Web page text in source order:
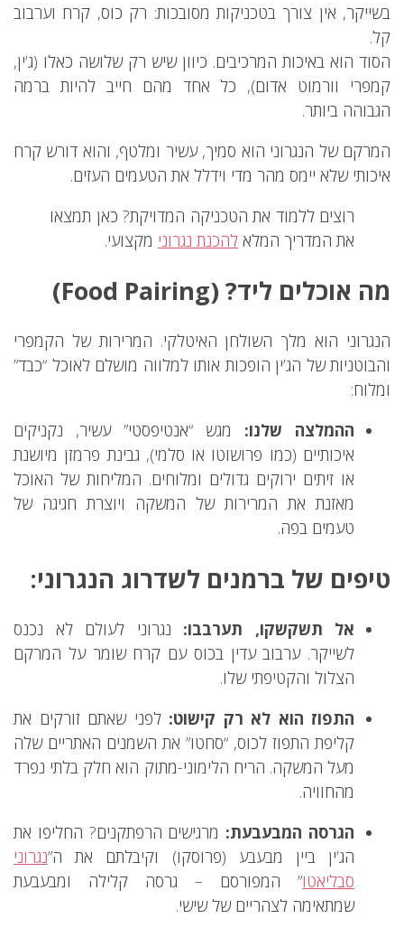
בשייקר, אין צורך בטכניקות מסובכות: רק כוס, קרח וערבוב
קל.
הסוד הוא באיכות המרכיבים. כיוון שיש רק שלושה כאלו (ג’ין,
קמפרי וורמוט אדום), כל אחד מהם חייב להיות ברמה
הגבוהה ביותר.
המרקם של הנגרוני הוא סמיך, עשיר ומלטף, והוא דורש קרח
איכותי שלא יימס מהר מדי וידלל את הטעמים העזים.
רוצים ללמוד את הטכניקה המדויקת? כאן תמצאו
את המדריך המלא להכנת נגרוני מקצועי.
מה אוכלים ליד? (Food Pairing)
הנגרוני הוא מלך השולחן האיטלקי. המרירות של הקמפרי
והבוטניות של הג’ין הופכות אותו למלווה מושלם לאוכל “כבד”
ומלוח:
ההמלצה שלנו: מגש “אנטיפסטי” עשיר, נקניקים
איכותיים (כמו פרושוטו או סלמי), גבינת פרמזן מיושנת
או זיתים ירוקים גדולים ומלוחים. המליחות של האוכל
מאזנת את המרירות של המשקה ויוצרת חגיגה של
טעמים בפה.
טיפים של ברמנים לשדרוג הנגרוני:
אל תשקשקו, תערבבו: נגרוני לעולם לא נכנס
לשייקר. ערבוב עדין בכוס עם קרח שומר על המרקם
הצלול והקטיפתי שלו.
התפוז הוא לא רק קישוט: לפני שאתם זורקים את
קליפת התפוז לכוס, “סחטו” את השמנים האתריים שלה
מעל המשקה. הריח הלימוני-מתוק הוא חלק בלתי נפרד
מהחוויה.
הגרסה המבעבעת: מרגישים הרפתקנים? החליפו את
הג’ין ביין מבעבע (פרוסקו) וקיבלתם את ה”נגרוני
סבליאטו” המפורסם – גרסה קלילה ומבעבעת
שמתאימה לצהריים של שישי.